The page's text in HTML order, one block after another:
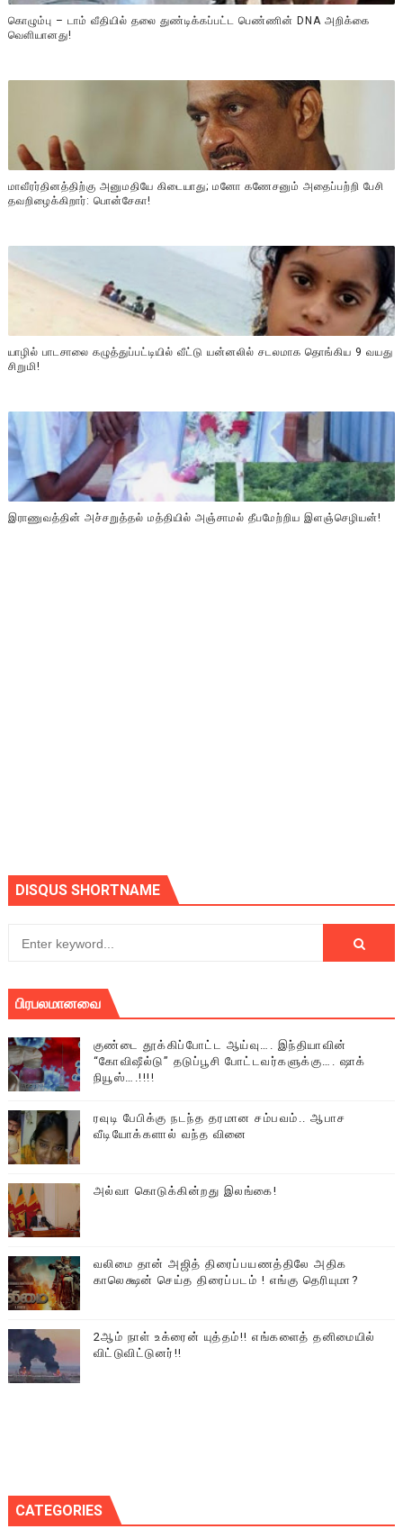
கொழும்பு – டாம் வீதியில் தலை துண்டிக்கப்பட்ட பெண்ணின் DNA அறிக்கை
வௌியானது!
மாவீரர்தினத்திற்கு அனுமதியே கிடையாது; மனோ கணேசனும் அதைப்பற்றி பேசி
தவறிழைக்கிறார்: பொன்சேகா!
யாழில் பாடசாலை கழுத்துப்பட்டியில் வீட்டு யன்னலில் சடலமாக தொங்கிய 9 வயது
சிறுமி!
இராணுவத்தின் அச்சறுத்தல் மத்தியில் அஞ்சாமல் தீபமேற்றிய இளஞ்செழியன்!
DISQUS SHORTNAME
பிரபலமானவை
குண்டை தூக்கிப்போட்ட ஆய்வு…. இந்தியாவின்
“கோவிஷீல்டு” தடுப்பூசி போட்டவர்களுக்கு…. ஷாக்
நியூஸ்….!!!!
ரவுடி பேபிக்கு நடந்த தரமான சம்பவம்.. ஆபாச
வீடியோக்களால் வந்த வினை
அல்வா கொடுக்கின்றது இலங்கை!
வலிமை தான் அஜித் திரைப்பயணத்திலே அதிக
காலெக்ஷன் செய்த திரைப்படம் ! எங்கு தெரியுமா?
2ஆம் நாள் உக்ரைன் யுத்தம்!! எங்களைத் தனிமையில்
விட்டுவிட்டுனர்!!
CATEGORIES